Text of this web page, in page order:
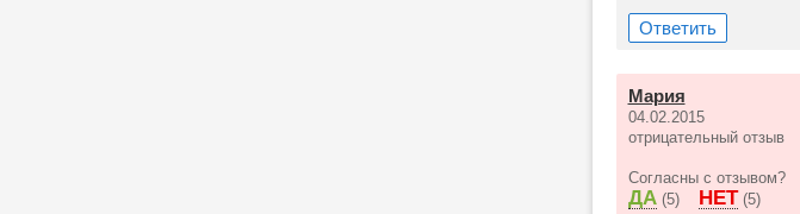
Ответить
Мария
04.02.2015
отрицательный отзыв
Согласны с отзывом?
ДА (5) НЕТ (5)